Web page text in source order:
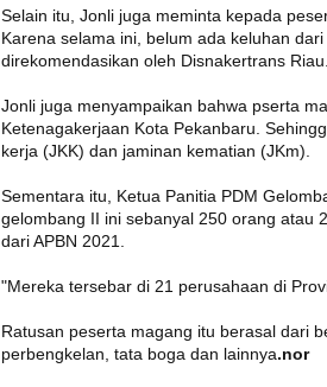
Selain itu, Jonli juga meminta kepada
Karena selama ini, belum ada keluhan
direkomendasikan oleh Disnakertrans Riau.
Jonli juga menyampaikan bahwa pserta
Ketenagakerjaan Kota Pekanbaru.
kerja (JKK) dan jaminan kematian (JKm).
Sementara itu, Ketua Panitia PDM
gelombang II ini sebanyal 250 orang atau
dari APBN 2021.
"Mereka tersebar di 21 perusahaan di
Ratusan peserta magang itu berasal dari
perbengkelan, tata boga dan lainnya.nor